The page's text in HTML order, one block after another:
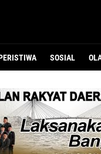
SOSIAL